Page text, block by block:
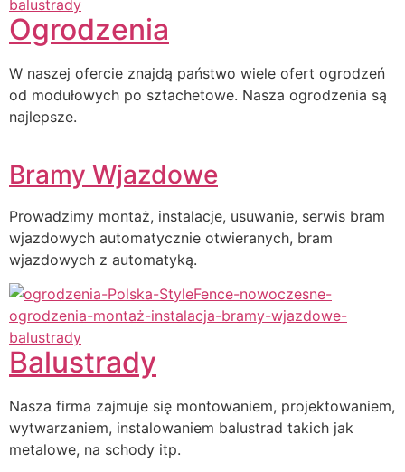
Ogrodzenia
W naszej ofercie znajdą państwo wiele ofert ogrodzeń
od modułowych po sztachetowe. Nasza ogrodzenia są
najlepsze.
Bramy Wjazdowe
Prowadzimy montaż, instalacje, usuwanie, serwis bram
wjazdowych automatycznie otwieranych, bram
wjazdowych z automatyką.
Balustrady
Nasza firma zajmuje się montowaniem, projektowaniem,
wytwarzaniem, instalowaniem balustrad takich jak
metalowe, na schody itp.